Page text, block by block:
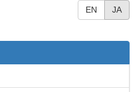
EN JA